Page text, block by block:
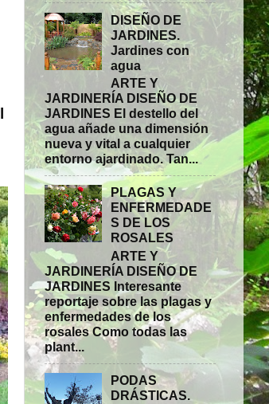
DISEÑO DE
JARDINES.
Jardines con
agua
ARTE Y
JARDINERÍA DISEÑO DE
JARDINES El destello del
agua añade una dimensión
nueva y vital a cualquier
entorno ajardinado. Tan...
PLAGAS Y
ENFERMEDADE
S DE LOS
ROSALES
ARTE Y
JARDINERÍA DISEÑO DE
JARDINES Interesante
reportaje sobre las plagas y
enfermedades de los
rosales Como todas las
plant...
PODAS
DRÁSTICAS.